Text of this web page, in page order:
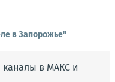
в Запорожье"
в МАКС и